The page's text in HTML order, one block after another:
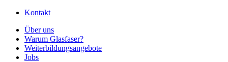
Kontakt
Über uns
Warum Glasfaser?
Weiterbildungsangebote
Jobs